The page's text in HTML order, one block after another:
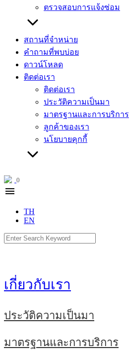
ตรวจสอบการแจ้งซ่อม
สถานที่จำหน่าย
คำถามที่พบบ่อย
ดาวน์โหลด
ติดต่อเรา
ติดต่อเรา
ประวัติความเป็นมา
มาตรฐานและการบริการ
ลูกค้าของเรา
นโยบายคุกกี้
0
menu
TH
EN
Search
for:
เกี่ยวกับเรา
ประวัติความเป็นมา
มาตรฐานและการบริการ